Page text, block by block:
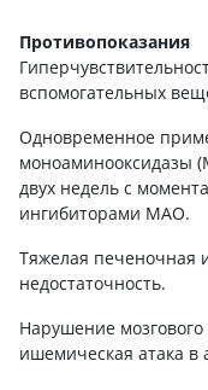
Противопоказания
вспомогательных
Одновременное
моноаминооксидазы
двух недель с
ингибиторами MAO.
Тяжелая печеночная
недостаточность.
Нарушение
ишемическая атака в